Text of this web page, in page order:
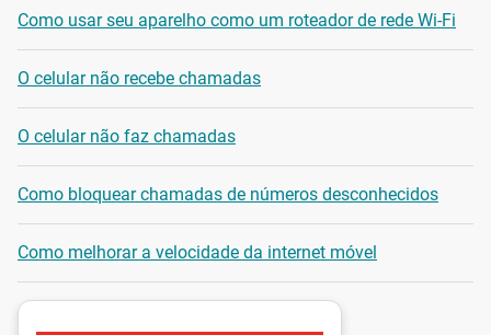
Como usar seu aparelho como um roteador de rede Wi-Fi
O celular não recebe chamadas
O celular não faz chamadas
Como bloquear chamadas de números desconhecidos
Como melhorar a velocidade da internet móvel